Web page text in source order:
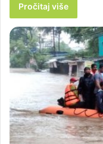
Pročitaj više